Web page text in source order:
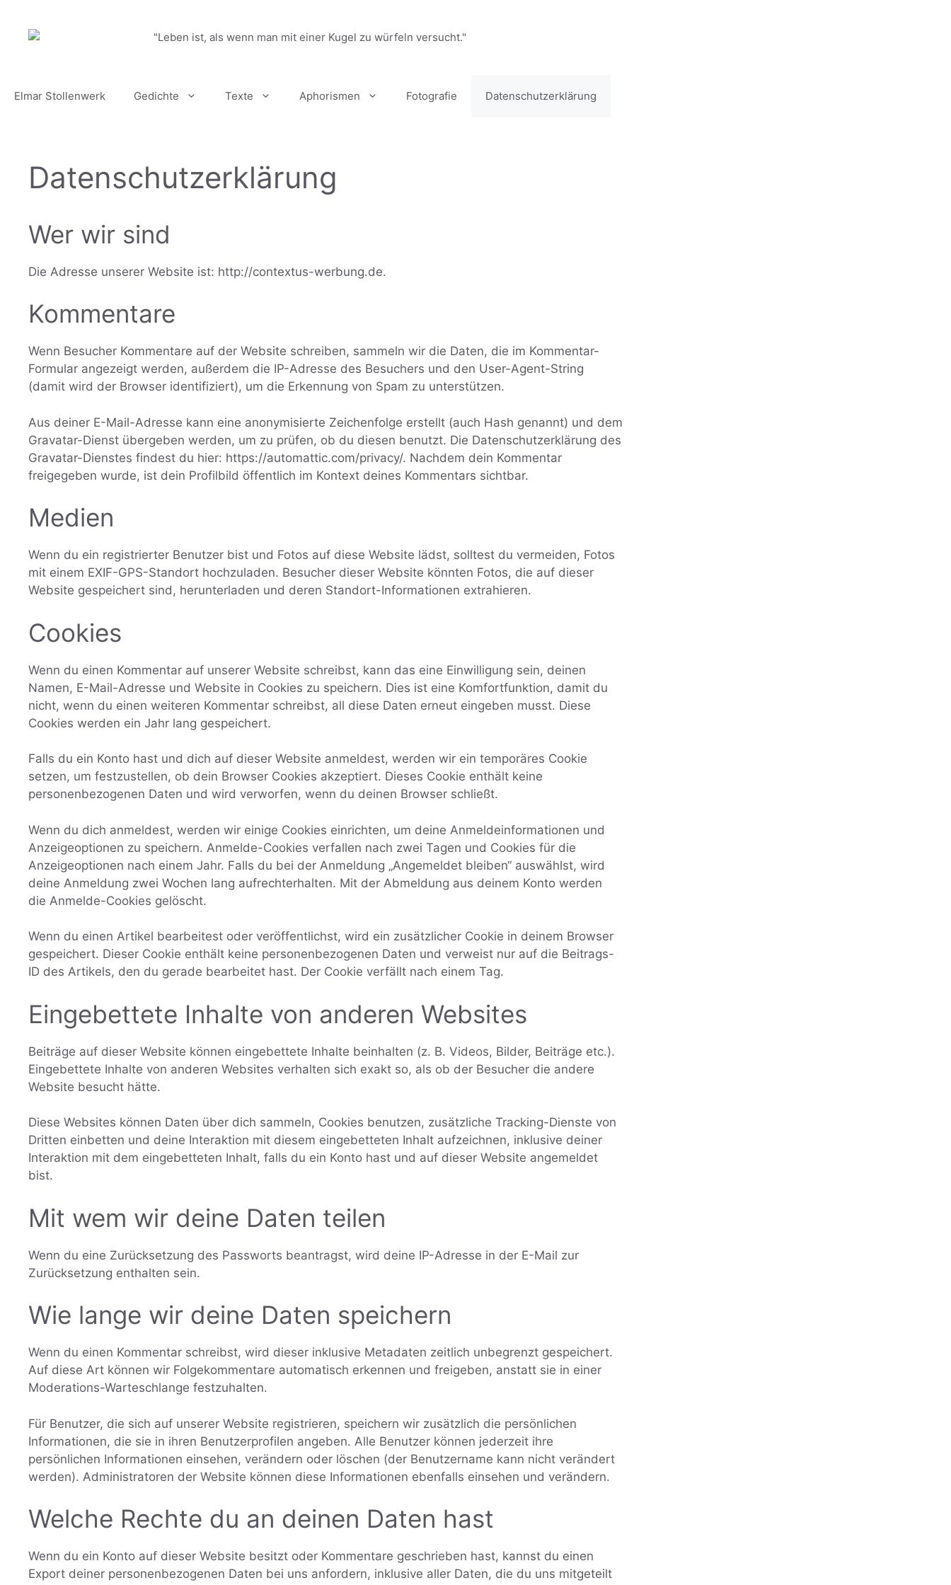
Inhalt
springen
"Leben ist, als wenn man mit einer Kugel zu würfeln versucht."
Elmar Stollenwerk Gedichte Texte Aphorismen Fotografie Datenschutzerklärung
Datenschutzerklärung
Wer wir sind
Die Adresse unserer Website ist: http://contextus-werbung.de.
Kommentare
Wenn Besucher Kommentare auf der Website schreiben, sammeln wir die Daten, die im Kommentar-
Formular angezeigt werden, außerdem die IP-Adresse des Besuchers und den User-Agent-String
(damit wird der Browser identifiziert), um die Erkennung von Spam zu unterstützen.
Aus deiner E-Mail-Adresse kann eine anonymisierte Zeichenfolge erstellt (auch Hash genannt) und dem
Gravatar-Dienst übergeben werden, um zu prüfen, ob du diesen benutzt. Die Datenschutzerklärung des
Gravatar-Dienstes findest du hier: https://automattic.com/privacy/. Nachdem dein Kommentar
freigegeben wurde, ist dein Profilbild öffentlich im Kontext deines Kommentars sichtbar.
Medien
Wenn du ein registrierter Benutzer bist und Fotos auf diese Website lädst, solltest du vermeiden, Fotos
mit einem EXIF-GPS-Standort hochzuladen. Besucher dieser Website könnten Fotos, die auf dieser
Website gespeichert sind, herunterladen und deren Standort-Informationen extrahieren.
Cookies
Wenn du einen Kommentar auf unserer Website schreibst, kann das eine Einwilligung sein, deinen
Namen, E-Mail-Adresse und Website in Cookies zu speichern. Dies ist eine Komfortfunktion, damit du
nicht, wenn du einen weiteren Kommentar schreibst, all diese Daten erneut eingeben musst. Diese
Cookies werden ein Jahr lang gespeichert.
Falls du ein Konto hast und dich auf dieser Website anmeldest, werden wir ein temporäres Cookie
setzen, um festzustellen, ob dein Browser Cookies akzeptiert. Dieses Cookie enthält keine
personenbezogenen Daten und wird verworfen, wenn du deinen Browser schließt.
Wenn du dich anmeldest, werden wir einige Cookies einrichten, um deine Anmeldeinformationen und
Anzeigeoptionen zu speichern. Anmelde-Cookies verfallen nach zwei Tagen und Cookies für die
Anzeigeoptionen nach einem Jahr. Falls du bei der Anmeldung „Angemeldet bleiben“ auswählst, wird
deine Anmeldung zwei Wochen lang aufrechterhalten. Mit der Abmeldung aus deinem Konto werden
die Anmelde-Cookies gelöscht.
Wenn du einen Artikel bearbeitest oder veröffentlichst, wird ein zusätzlicher Cookie in deinem Browser
gespeichert. Dieser Cookie enthält keine personenbezogenen Daten und verweist nur auf die Beitrags-
ID des Artikels, den du gerade bearbeitet hast. Der Cookie verfällt nach einem Tag.
Eingebettete Inhalte von anderen Websites
Beiträge auf dieser Website können eingebettete Inhalte beinhalten (z. B. Videos, Bilder, Beiträge etc.).
Eingebettete Inhalte von anderen Websites verhalten sich exakt so, als ob der Besucher die andere
Website besucht hätte.
Diese Websites können Daten über dich sammeln, Cookies benutzen, zusätzliche Tracking-Dienste von
Dritten einbetten und deine Interaktion mit diesem eingebetteten Inhalt aufzeichnen, inklusive deiner
Interaktion mit dem eingebetteten Inhalt, falls du ein Konto hast und auf dieser Website angemeldet
bist.
Mit wem wir deine Daten teilen
Wenn du eine Zurücksetzung des Passworts beantragst, wird deine IP-Adresse in der E-Mail zur
Zurücksetzung enthalten sein.
Wie lange wir deine Daten speichern
Wenn du einen Kommentar schreibst, wird dieser inklusive Metadaten zeitlich unbegrenzt gespeichert.
Auf diese Art können wir Folgekommentare automatisch erkennen und freigeben, anstatt sie in einer
Moderations-Warteschlange festzuhalten.
Für Benutzer, die sich auf unserer Website registrieren, speichern wir zusätzlich die persönlichen
Informationen, die sie in ihren Benutzerprofilen angeben. Alle Benutzer können jederzeit ihre
persönlichen Informationen einsehen, verändern oder löschen (der Benutzername kann nicht verändert
werden). Administratoren der Website können diese Informationen ebenfalls einsehen und verändern.
Welche Rechte du an deinen Daten hast
Wenn du ein Konto auf dieser Website besitzt oder Kommentare geschrieben hast, kannst du einen
Export deiner personenbezogenen Daten bei uns anfordern, inklusive aller Daten, die du uns mitgeteilt